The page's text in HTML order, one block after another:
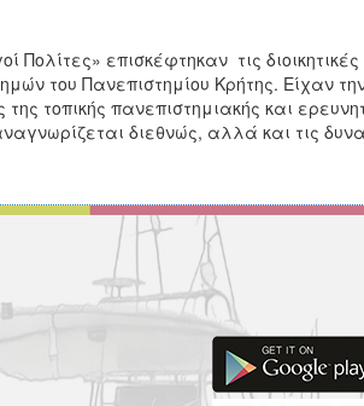
Πολίτες» επισκέφτηκαν τις
του Πανεπιστημίου Κρήτης. Είχαν
τοπικής πανεπιστημιακής και
διεθνώς, αλλά και τις